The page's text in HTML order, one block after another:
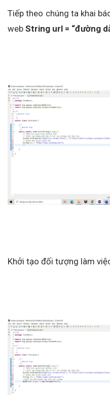
Tiếp theo chúng ta khai
web String url = “đường
Khởi tạo đối tượng làm